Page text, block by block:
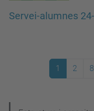
Servei-alumnes
1 2